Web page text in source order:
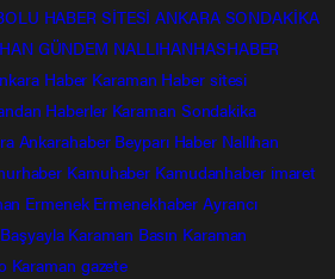
HABER SİTESİ ANKARA SONDAKİKA
GÜNDEM NALLIHANHASHABER
Haber Karaman Haber sitesi
Haberler Karaman Sondakika
Ankarahaber Beyparı Haber Nallıhan
Kamuhaber Kamudanhaber imaret
Ermenek Ermenekhaber Ayrancı
Başyayla Karaman Basın Karaman
Karaman gazete